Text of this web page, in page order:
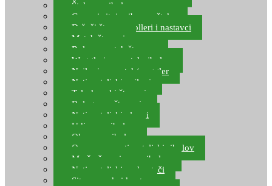
Šteke za ribolov
Gume i sitni pribor za šteku
Držači štapova rolleri i nastavci
Match štapovi
Role za match štapove
Waggleri za match ribolov
Najloni za match/waggler
Natjecateljski najloni
Teleskopski štapovi
Bolognese štapovi
Natjecateljski plovci
Udice za ribolov
Olovo za ribolov
Oprema za natjecateljski ribolov
Mreže čuvarice za ribolov
Natjecateljski podmetači
Sito, posude i kante